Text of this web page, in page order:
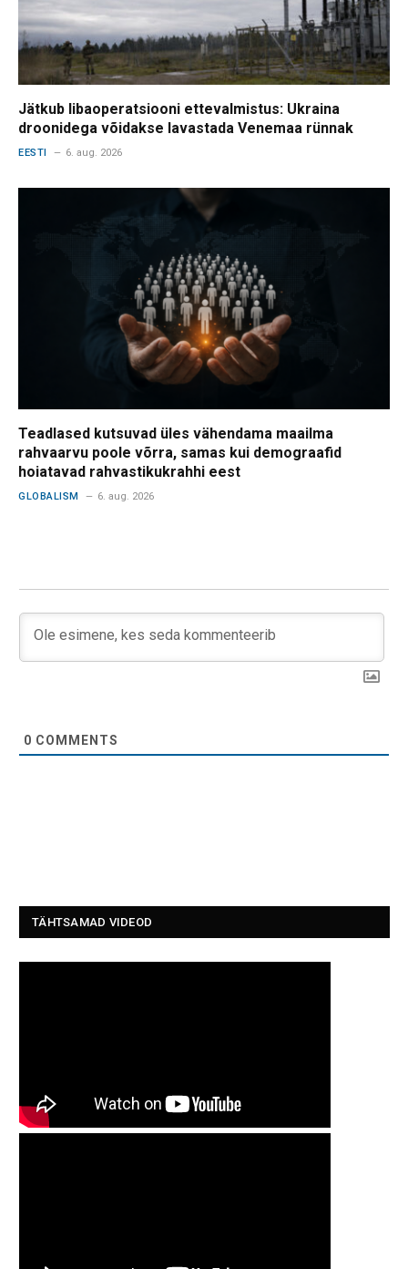
Jätkub libaoperatsiooni ettevalmistus: Ukraina
droonidega võidakse lavastada Venemaa rünnak
EESTI 6. aug. 2026
Teadlased kutsuvad üles vähendama maailma
rahvaarvu poole võrra, samas kui demograafid
hoiatavad rahvastikukrahhi eest
GLOBALISM 6. aug. 2026
0 COMMENTS
TÄHTSAMAD VIDEOD